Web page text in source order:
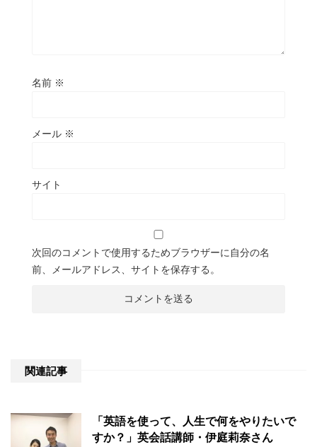
名前 ※
メール ※
サイト
次回のコメントで使用するためブラウザーに自分の名
前、メールアドレス、サイトを保存する。
関連記事
「英語を使って、人生で何をやりたいで
すか？」英会話講師・伊庭莉奈さん